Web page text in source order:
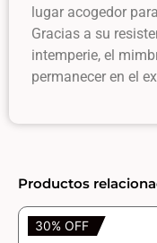
lugar acogedor
Gracias a su
intemperie, el
permanecer en el
Productos
30% OFF